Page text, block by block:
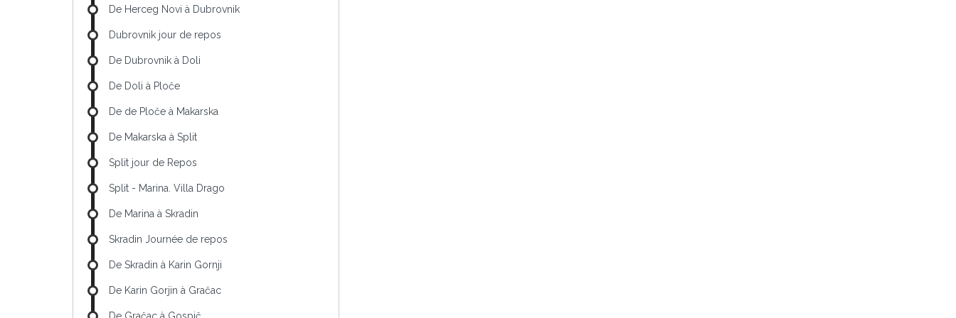
De Herceg Novi à Dubrovnik
Dubrovnik jour de repos
De Dubrovnik à Doli
De Doli à Ploče
De de Ploče à Makarska
De Makarska à Split
Split jour de Repos
Split - Marina. Villa Drago
De Marina à Skradin
Skradin Journée de repos
De Skradin à Karin Gornji
De Karin Gorjin à Gračac